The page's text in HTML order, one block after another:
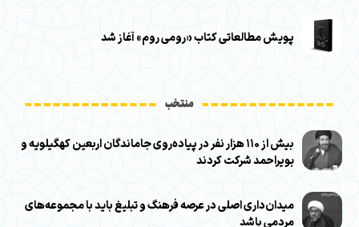
پویش مطالعاتی کتاب «رومی روم» آغاز شد
منتخب
بیش از ۱۱۰ هزار نفر در پیاده‌روی جاماندگان اربعین کهگیلویه و
بویراحمد شرکت کردند
میدان‌داری اصلی در عرصه فرهنگ و تبلیغ باید با مجموعه‌های
مردمی باشد